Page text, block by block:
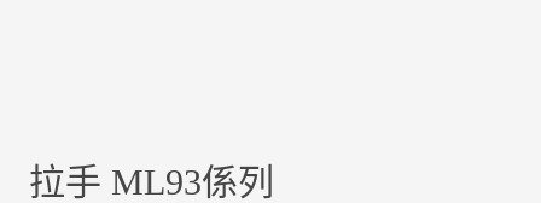
拉手 ML93係列